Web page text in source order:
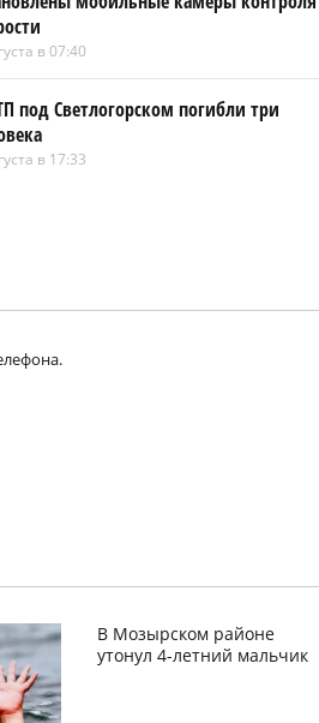
в 07:40
под Светлогорском погибли три
в 17:33
В Мозырском районе
утонул 4-летний мальчик